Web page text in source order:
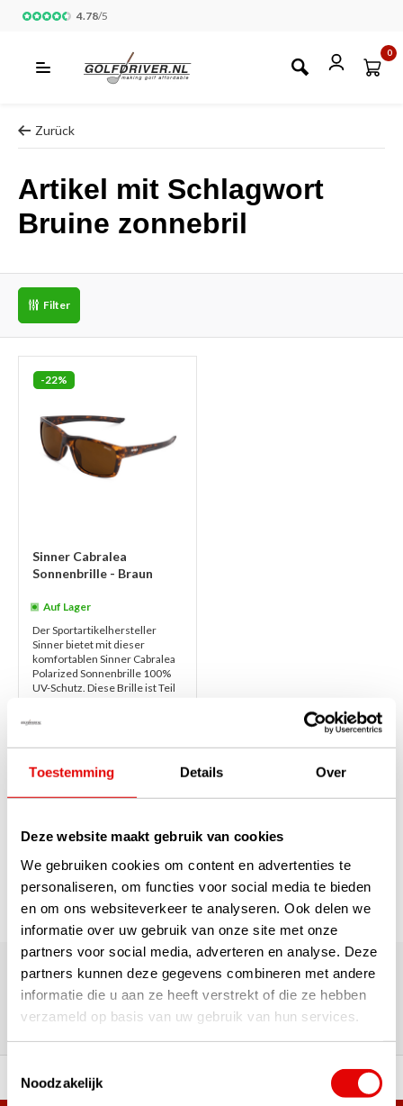
Toestemming Details Over
Deze website maakt gebruik van cookies
We gebruiken cookies om content en advertenties te
personaliseren, om functies voor social media te bieden
en om ons websiteverkeer te analyseren. Ook delen we
informatie over uw gebruik van onze site met onze
partners voor social media, adverteren en analyse. Deze
partners kunnen deze gegevens combineren met andere
informatie die u aan ze heeft verstrekt of die ze hebben
verzameld op basis van uw gebruik van hun services.
Noodzakelijk
4.78/5
0
Zurück
Artikel mit Schlagwort
Bruine zonnebril
Filter
-22%
Sinner Cabralea
Sonnenbrille - Braun
Auf Lager
Der Sportartikelhersteller
Sinner bietet mit dieser
komfortablen Sinner Cabralea
Polarized Sonnenbrille 100%
UV-Schutz. Diese Brille ist Teil
Seite 1 von 1
1
Über 180.000 Kunden | Über 5.000 Bewertungen | Trusted
Shops, TrustPilot, Google
Bewertungen: Das sagen unsere
Kunden
an Top-Marken! Vor 15:00 Uhr bestellt,